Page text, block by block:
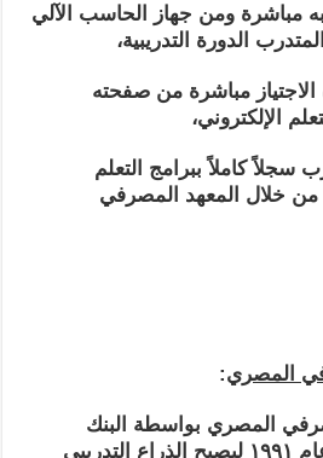
مباشرة ومن جهاز الحاسب الآلي
الدورة التدريبية،
مباشرة من صفحته
الإلكتروني،
سجلاً كاملاً ببرامج التعلم
من خلال المعهد المصرفي
المصري:
المصري بواسطة البنك
المركزي المصري في عام ١٩٩١ ليصبح الذراع التدريبي